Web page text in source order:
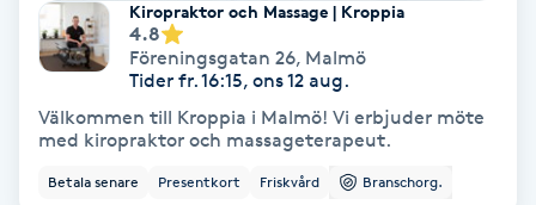
Melasma
Mesoterapi
MicroPen
Kiropraktor och Massage | Kroppia
4.8
Föreningsgatan 26, Malmö
Tider fr. 16:15, ons 12 aug.
Välkommen till Kroppia i Malmö! Vi erbjuder möte
med kiropraktor och massageterapeut.
Betala senare Presentkort Friskvård Branschorg.